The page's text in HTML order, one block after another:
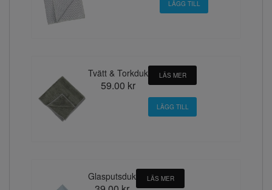
Tvätt & Torkduk
59.00 kr
LÄS MER
Glasputsduk LÄS MER